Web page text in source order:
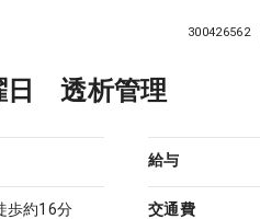
日 透析管理
300426562
給与
歩約16分
交通費